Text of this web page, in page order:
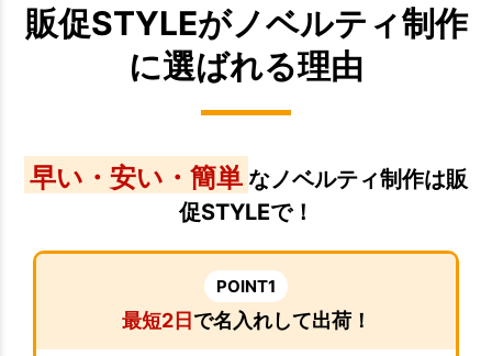
販促STYLEがノベルティ制作
に選ばれる理由
早い・安い・簡単 なノベルティ制作は販
促STYLEで！
POINT1
最短2日で名入れして出荷！